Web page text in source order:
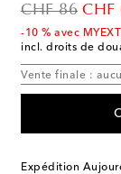
CHF 86
original price
CHF
-10 % avec
incl. droits de
Vente finale :
Expédition